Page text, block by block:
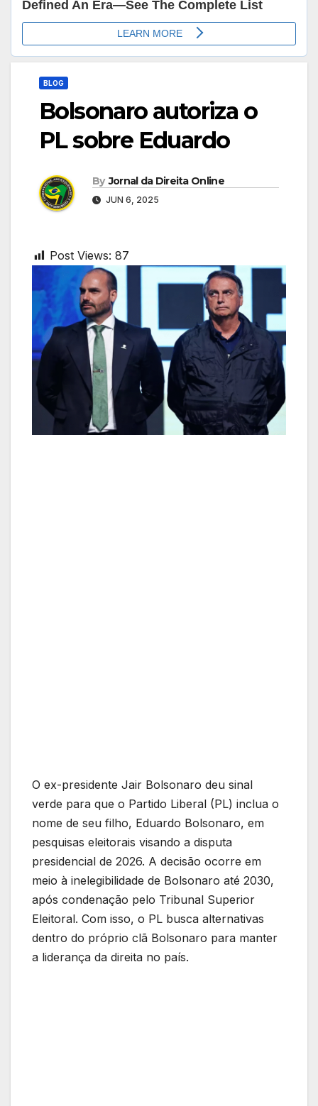
BLOG
Bolsonaro autoriza o
PL sobre Eduardo
By Jornal da Direita Online
JUN 6, 2025
Post Views: 87
O ex-presidente Jair Bolsonaro deu sinal
verde para que o Partido Liberal (PL) inclua o
nome de seu filho, Eduardo Bolsonaro, em
pesquisas eleitorais visando a disputa
presidencial de 2026. A decisão ocorre em
meio à inelegibilidade de Bolsonaro até 2030,
após condenação pelo Tribunal Superior
Eleitoral. Com isso, o PL busca alternativas
dentro do próprio clã Bolsonaro para manter
a liderança da direita no país.